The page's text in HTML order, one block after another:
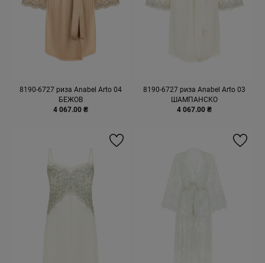
8190-6727 риза Anabel Arto 04
БЕЖОВ
4 067.00 ₴
8190-6727 риза Anabel Arto 03
ШАМПАНСКО
4 067.00 ₴